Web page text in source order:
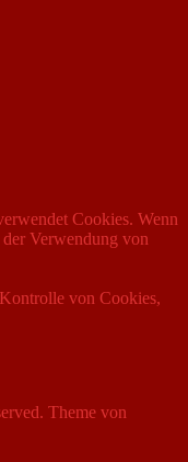
Cookies. Wenn
Verwendung von
von Cookies,
Theme von